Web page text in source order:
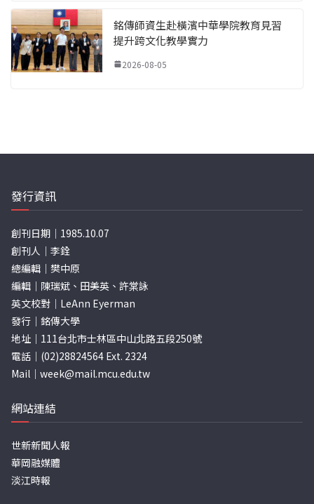
銘傳師資生赴橫濱中華學院教育見習
提升跨文化教學實力
2026-08-05
發行資訊
創刊日期｜1985.10.07
創刊人｜李銓
總編輯｜樊中原
編輯｜陳瑞斌、田美英、許棠詠
英文校對｜LeAnn Eyerman
發行｜銘傳大學
地址｜111台北市士林區中山北路五段250號
電話｜(02)28824564 Ext. 2324
Mail｜ week@mail.mcu.edu.tw
網站連結
世新新聞人報
華岡融媒體
淡江時報